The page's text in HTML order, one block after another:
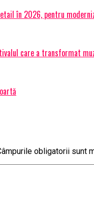
în 2026, pentru
care a transformat
obligatorii sunt